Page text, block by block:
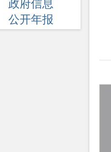
政府信息
公开年报